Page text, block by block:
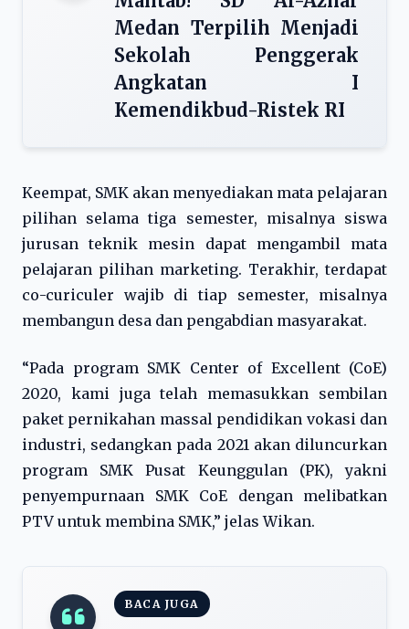
Medan Terpilih Menjadi
Sekolah Penggerak
Angkatan I
Kemendikbud-Ristek RI
Keempat, SMK akan menyediakan mata pelajaran
pilihan selama tiga semester, misalnya siswa
jurusan teknik mesin dapat mengambil mata
pelajaran pilihan marketing. Terakhir, terdapat
co-curiculer wajib di tiap semester, misalnya
membangun desa dan pengabdian masyarakat.
“Pada program SMK Center of Excellent (CoE)
2020, kami juga telah memasukkan sembilan
paket pernikahan massal pendidikan vokasi dan
industri, sedangkan pada 2021 akan diluncurkan
program SMK Pusat Keunggulan (PK), yakni
penyempurnaan SMK CoE dengan melibatkan
PTV untuk membina SMK,” jelas Wikan.
BACA JUGA